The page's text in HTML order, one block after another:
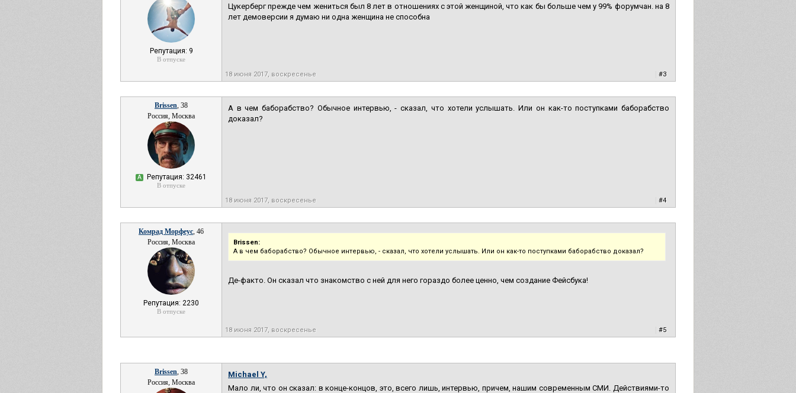
Репутация: 9
В отпуске
Цукерберг прежде чем жениться был 8 лет в отношениях с этой женщиной, что как бы больше чем у 99% форумчан. на 8
лет демоверсии я думаю ни одна женщина не способна
18 июня 2017, воскресенье #3
Brissen, 38
Россия, Москва
А Репутация: 32461
В отпуске
А в чем баборабство? Обычное интервью, - сказал, что хотели услышать. Или он как-то поступками баборабство
доказал?
18 июня 2017, воскресенье #4
Комрад Морфеус, 46
Россия, Москва
Репутация: 2230
В отпуске
Brissen:
А в чем баборабство? Обычное интервью, - сказал, что хотели услышать. Или он как-то поступками баборабство доказал?
Де-факто. Он сказал что знакомство с ней для него гораздо более ценно, чем создание Фейсбука!
18 июня 2017, воскресенье #5
Brissen, 38
Россия, Москва
Michael Y,
Мало ли, что он сказал: в конце-концов, это, всего лишь, интервью, причем, нашим современным СМИ. Действиями-то